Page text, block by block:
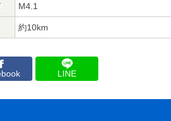
M4.1
約10km
LINE